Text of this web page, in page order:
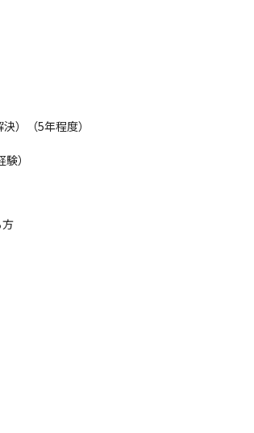
のために可能な範囲での対応は歓迎。
）（5年程度）
）